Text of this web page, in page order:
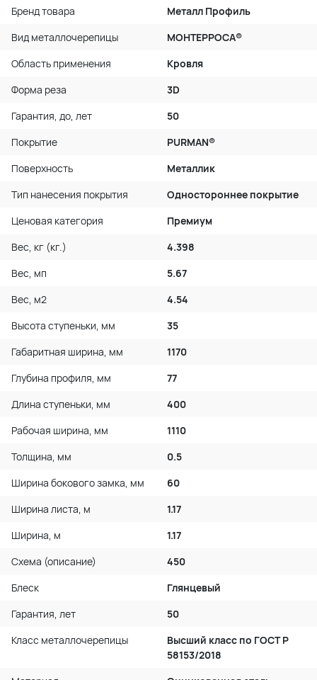
Бренд товара
Металл Профиль
Вид металлочерепицы
МОНТЕРРОСА®
Область применения
Кровля
Форма реза
3D
Гарантия, до, лет
50
Покрытие
PURMAN®
Поверхность
Металлик
Тип нанесения покрытия
Одностороннее покрытие
Ценовая категория
Премиум
Вес, кг (кг.)
4.398
Вес, мп
5.67
Вес, м2
4.54
Высота ступеньки, мм
35
Габаритная ширина, мм
1170
Глубина профиля, мм
77
Длина ступеньки, мм
400
Рабочая ширина, мм
1110
Толщина, мм
0.5
Ширина бокового замка, мм
60
Ширина листа, м
1.17
Ширина, м
1.17
Схема (описание)
450
Блеск
Глянцевый
Гарантия, лет
50
Класс металлочерепицы
Высший класс по ГОСТ P
58153/2018